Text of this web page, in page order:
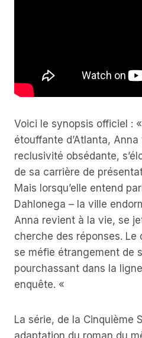
Voici le synopsis officiel :
étouffante d’Atlanta,
reclusivité obsédante,
de sa carrière de
Mais lorsqu’elle entend
Dahlonega – la ville
Anna revient à la vie, se
cherche des réponses.
se méfie étrangement de
pourchassant dans la
enquête. «
La série, de la Cinquième